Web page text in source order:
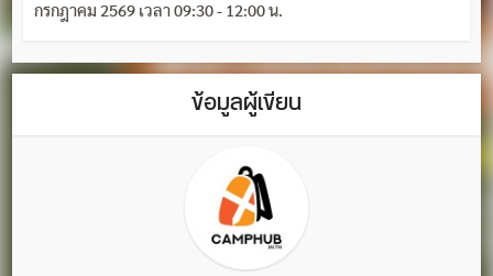
กรกฎาคม 2569 เวลา 09:30 - 12:00 น.
ข้อมูลผู้เขียน